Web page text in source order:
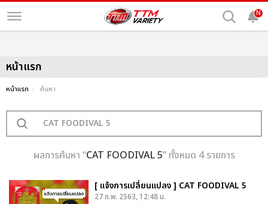
N
หน้าแรก
หน้าแรก ค้นหา
ผลการค้นหา “CAT FOODIVAL 5” ทั้งหมด 4 รายการ
[ แจ้งการเปลี่ยนแปลง ] CAT FOODIVAL 5
27 ก.พ. 2563, 12:48 น.